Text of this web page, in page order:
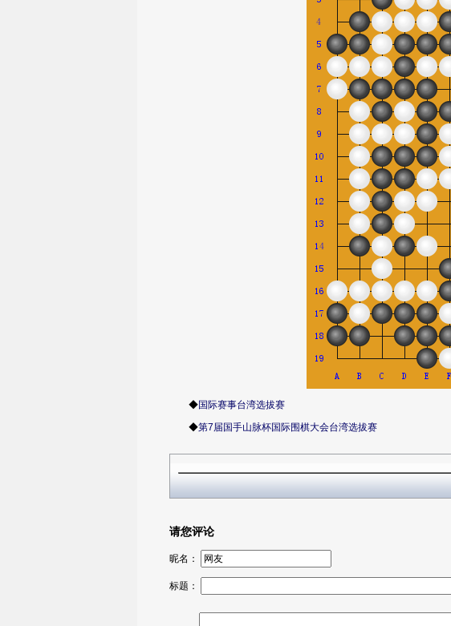
◆国际赛事台湾选拔赛
◆第7届国手山脉杯国际围棋大会台湾选拔赛
请您评论
昵名：
标题：